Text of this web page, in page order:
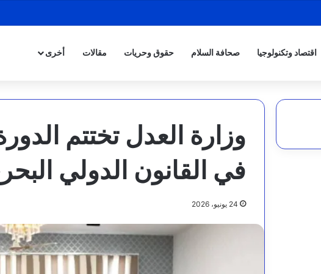
اقتصاد وتكنولوجيا صحافة السلام حقوق وحريات مقالات أخرى
وزارة العدل تختتم
في القانون الدولي
24 يونيو، 2026